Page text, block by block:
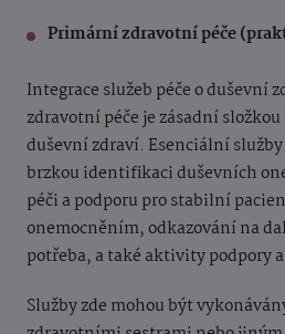
Primární zdravotní péče
Integrace služeb péče o duševní
zdravotní péče je zásadní
duševní zdraví. Esenciální
brzkou identifikaci duševních
péči a podporu pro stabilní
onemocněním, odkazování na
potřeba, a také aktivity podpory
Služby zde mohou být